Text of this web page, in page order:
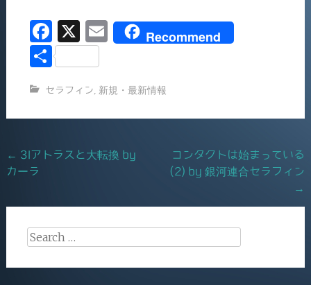
F
a
e
b
o
X
E
l
Recommend
共
セラフィン 新規・最新情報
Post
navigation
← 3Iアトラスと大転換 by
カーラ
コンタクトは始まっている
(2) by 銀河連合セラフィン
→
Search